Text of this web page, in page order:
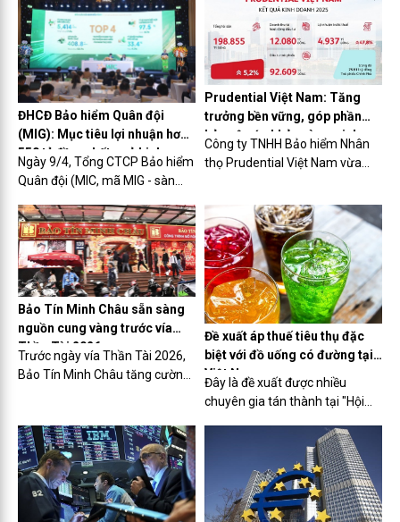
ĐHCĐ Bảo hiểm Quân đội
(MIG): Mục tiêu lợi nhuận hơn
550 tỷ đồng, kết quả kinh
doanh quý I/2026 tích cực
Ngày 9/4, Tổng CTCP Bảo hiểm
Quân đội (MIC, mã MIG - sàn
cổ đông thường niên 2026
(ĐHCĐ) và thông qua hầu hết
mọi tờ trình.
Prudential Việt Nam: Tăng
trưởng bền vững, góp phần
bảo vệ sức khỏe và an sinh
cho cộng đồng
Công ty TNHH Bảo hiểm Nhân
thọ Prudential Việt Nam vừa
cực, tiếp tục khẳng định vai trò
trong việc nâng cao năng lực
bảo vệ tài chính, góp phần
chăm lo sức khỏe và an sinh
cho cộng đồng.
Bảo Tín Minh Châu sẵn sàng
nguồn cung vàng trước vía
Thần Tài 2026
Trước ngày vía Thần Tài 2026,
Bảo Tín Minh Châu tăng cường
dịch nhằm đáp ứng nhu cầu
mua vàng cầu may, tích lũy tài
sản của người dân trong bối
cảnh giá vàng biến động.
Đề xuất áp thuế tiêu thụ đặc
biệt với đồ uống có đường tại
Việt Nam
Đây là đề xuất được nhiều
chuyên gia tán thành tại "Hội
báo chí về tác hại của đồ uống
có đường đối với sức khoẻ và
vai trò của chính sách thuế
trong kiểm soát tiêu dùng"
được tổ chức sáng nay (5/4) tại